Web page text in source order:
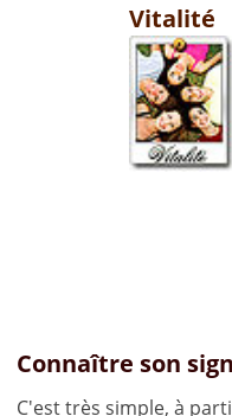
Vitalité
Connaître son
C'est très simple, à